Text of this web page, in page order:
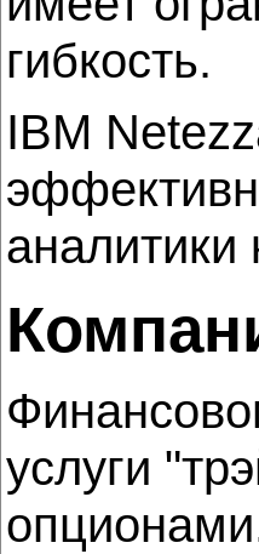
гибкость.
IBM
услуги